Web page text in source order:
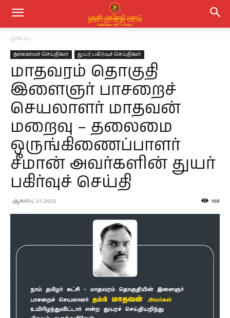
முகப்பு
தலைமைச் செய்திகள் துயர் பகிர்வுச் செய்திகள்
மாதவரம் தொகுதி
இளைஞர் பாசறைச்
செயலாளர் மாதவன்
மறைவு – தலைமை
ஒருங்கிணைப்பாளர்
சீமான் அவர்களின் துயர்
பகிர்வுச் செய்தி
ஆகஸ்ட் 27, 2022 168